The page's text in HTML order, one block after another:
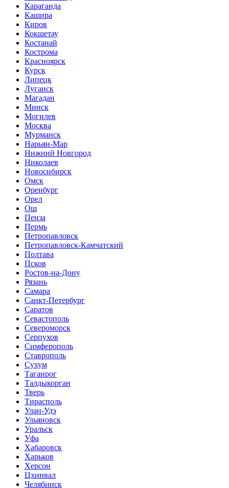
Караганда
Кашира
Киров
Кокшетау
Костанай
Кострома
Красноярск
Курск
Липецк
Луганск
Магадан
Минск
Могилев
Москва
Мурманск
Нарьян-Мар
Нижний Новгород
Николаев
Новосибирск
Омск
Оренбург
Орел
Ош
Пенза
Пермь
Петропавловск
Петропавловск-Камчатский
Полтава
Псков
Ростов-на-Дону
Рязань
Самара
Санкт-Петербург
Саратов
Севастополь
Североморск
Серпухов
Симферополь
Ставрополь
Сухум
Таганрог
Tалдыкорган
Тверь
Тирасполь
Улан-Удэ
Ульяновск
Уральск
Уфа
Хабаровск
Харьков
Херсон
Цхинвал
Челябинск